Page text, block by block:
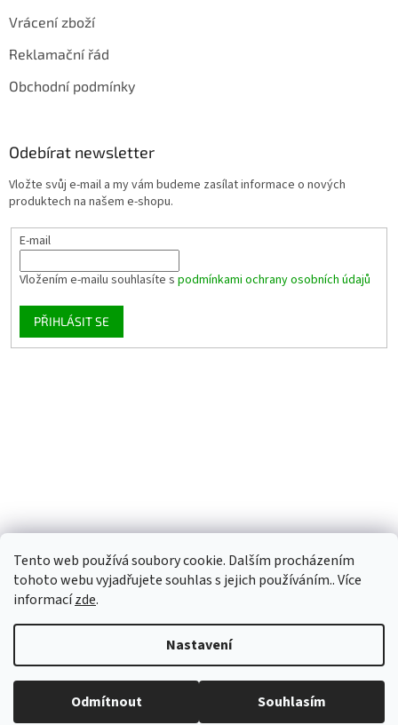
Tento web používá soubory cookie. Dalším procházením
tohoto webu vyjadřujete souhlas s jejich používáním.. Více
informacízde.
Nastavení
Odmítnout Souhlasím
Vrácení zboží
Reklamační řád
Obchodní podmínky
Odebírat newsletter
Vložte svůj e-mail a my vám budeme zasílat informace o nových
produktech na našem e-shopu.
E-mail
Vložením e-mailu souhlasíte s podmínkami ochrany osobních údajů
PŘIHLÁSIT SE
Vytvořil Shoptet
Copyright 2026OBALNAJABKO.CZ . Všechna práva vyhrazena.